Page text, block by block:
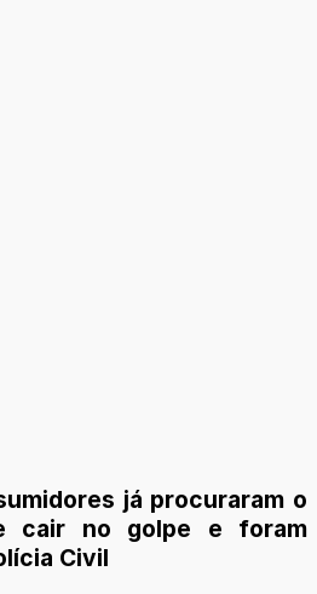
já procuraram o
cair no golpe e foram
Civil